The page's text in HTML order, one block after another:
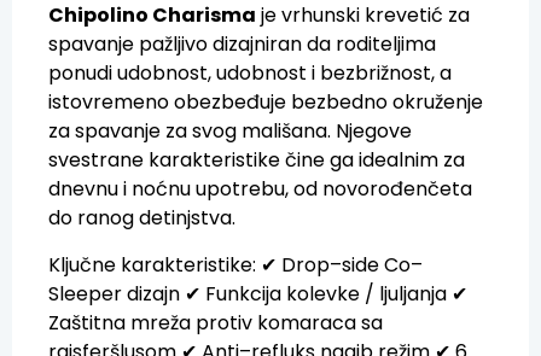
Chipolino Charisma jevrhunski krevetić za
spavanje pažljivodizajniranda roditeljima
ponudiudobnost,udobnost i bezbrižnost,a
istovremeno obezbeđuje bezbednookruženje
zaspavanje zasvog mališana. Njegove
svestrane karakteristikečinegaidealnim za
dnevnui noćnuupotrebu,od novorođenčeta
do ranogdetinjstva.
Ključne karakteristike: ✔ Drop–sideCo–
Sleeperdizajn ✔ Funkcija kolevke / ljuljanja ✔
Zaštitna mreža protiv komaracasa